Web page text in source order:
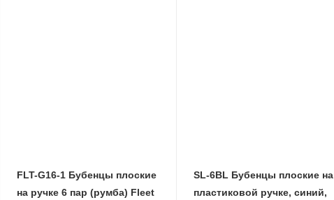
FLT-G16-1 Бубенцы плоские
на ручке 6 пар (румба) Fleet
SL-6BL Бубенцы плоские на
пластиковой ручке, синий,